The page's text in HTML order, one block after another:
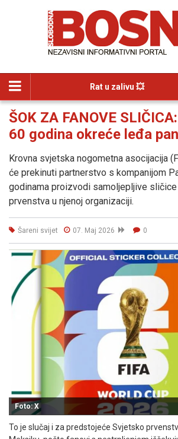
Rat u zalivu 💥
ŠOK ZA FANOVE
60 godina okreće leđa
Krovna svjetska nogometna asocijacija
će prekinuti partnerstvo s kompanijom
godinama proizvodi samoljepljive
prvenstva u njenoj organizaciji.
Šareni svijet 07. Maj 2026 0
Foto: X
To je slučaj i za predstojeće Svjetsko